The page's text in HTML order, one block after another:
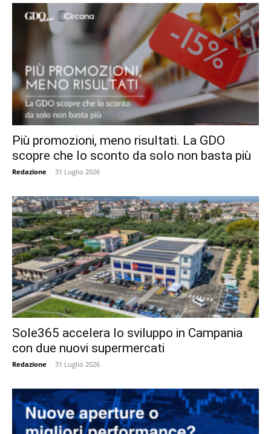
Più promozioni, meno risultati. La GDO
scopre che lo sconto da solo non basta più
Redazione - 31 Luglio 2026
Sole365 accelera lo sviluppo in Campania
con due nuovi supermercati
Redazione - 31 Luglio 2026